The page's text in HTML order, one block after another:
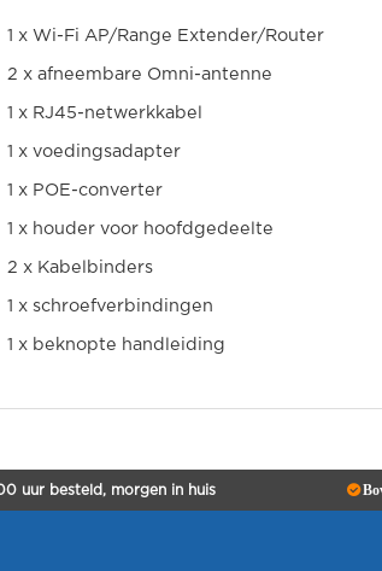
1 x Wi-Fi AP/Range Extender/Router
2 x afneembare Omni-antenne
1 x RJ45-netwerkkabel
1 x voedingsadapter
1 x POE-converter
1 x houder voor hoofdgedeelte
2 x Kabelbinders
1 x schroefverbindingen
1 x beknopte handleiding
uur besteld, morgen in huis